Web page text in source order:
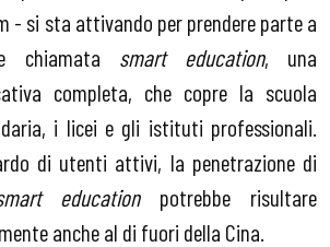
- si sta attivando per prendere parte a
chiamata smart education, una
completa, che copre la scuola
i licei e gli istituti professionali.
di utenti attivi, la penetrazione di
educationpotrebbe risultare
anche al di fuori della Cina.